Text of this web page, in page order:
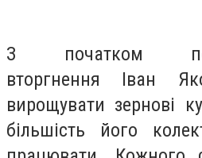
З початком
вторгнення Іван
вирощувати зернові
більшість його